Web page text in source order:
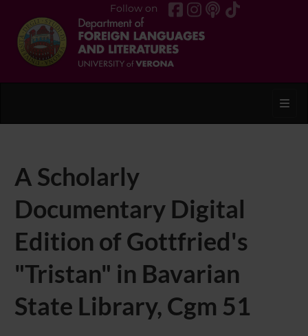
Follow on
A Scholarly
Documentary Digital
Edition of Gottfried's
"Tristan" in Bavarian
State Library, Cgm 51